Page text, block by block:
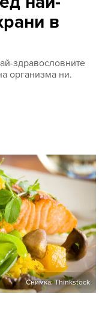
в
здравословните
организма ни.
Снимка: Thinkstock